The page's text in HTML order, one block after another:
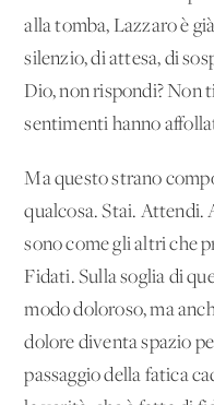
alla tomba, Lazzaro è
silenzio, di attesa, di
Dio, non rispondi? Non
sentimenti hanno
Ma questo strano
qualcosa. Stai. Attendi.
sono come gli altri che
Fidati. Sulla soglia di
modo doloroso, ma
dolore diventa spazio
passaggio della fatica